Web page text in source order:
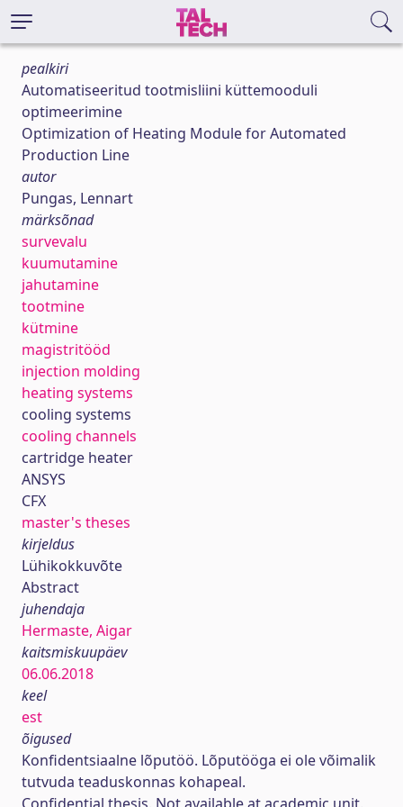
pealkiri
Automatiseeritud tootmisliini küttemooduli
optimeerimine
Optimization of Heating Module for Automated
Production Line
autor
Pungas, Lennart
märksõnad
survevalu
kuumutamine
jahutamine
tootmine
kütmine
magistritööd
injection molding
heating systems
cooling systems
cooling channels
cartridge heater
ANSYS
CFX
master's theses
kirjeldus
Lühikokkuvõte
Abstract
juhendaja
Hermaste, Aigar
kaitsmiskuupäev
06.06.2018
keel
est
õigused
Konfidentsiaalne lõputöö. Lõputööga ei ole võimalik
tutvuda teaduskonnas kohapeal.